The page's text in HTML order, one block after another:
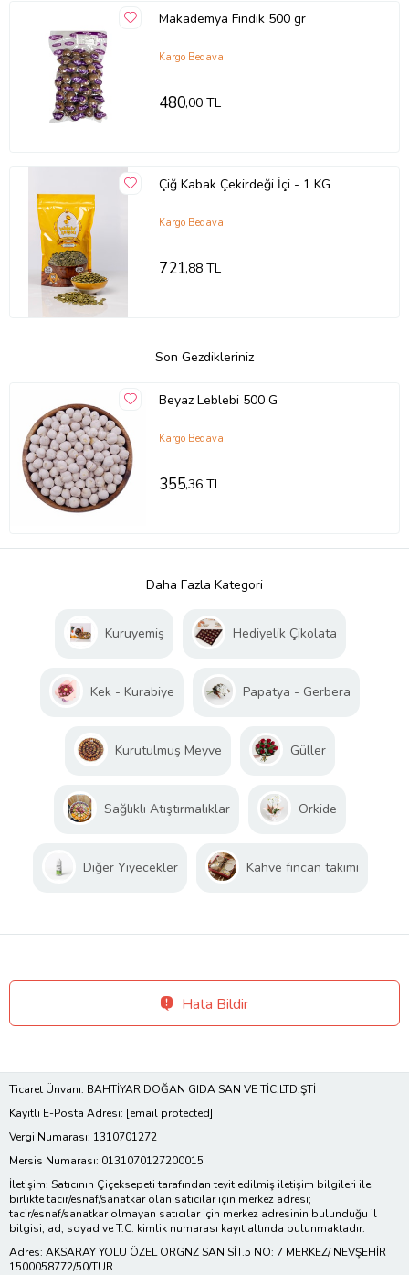
Makademya Fındık 500 gr
Kargo Bedava
480,00 TL
Çiğ Kabak Çekirdeği İçi - 1 KG
Kargo Bedava
721,88 TL
Son Gezdikleriniz
Beyaz Leblebi 500 G
Kargo Bedava
355,36 TL
Daha Fazla Kategori
Kuruyemiş Hediyelik Çikolata
Kek - Kurabiye Papatya - Gerbera
Kurutulmuş Meyve Güller
Sağlıklı Atıştırmalıklar Orkide
Diğer Yiyecekler Kahve fincan takımı
Hata Bildir
Ticaret Ünvanı: BAHTİYAR DOĞAN GIDA SAN VE TİC.LTD.ŞTİ
Kayıtlı E-Posta Adresi: [email protected]
Vergi Numarası: 1310701272
Mersis Numarası: 0131070127200015
İletişim: Satıcının Çiçeksepeti tarafından teyit edilmiş iletişim bilgileri ile
birlikte tacir/esnaf/sanatkar olan satıcılar için merkez adresi;
tacir/esnaf/sanatkar olmayan satıcılar için merkez adresinin bulunduğu il
bilgisi, ad, soyad ve T.C. kimlik numarası kayıt altında bulunmaktadır.
Adres: AKSARAY YOLU ÖZEL ORGNZ SAN SİT.5 NO: 7 MERKEZ/ NEVŞEHİR
1500058772/50/TUR